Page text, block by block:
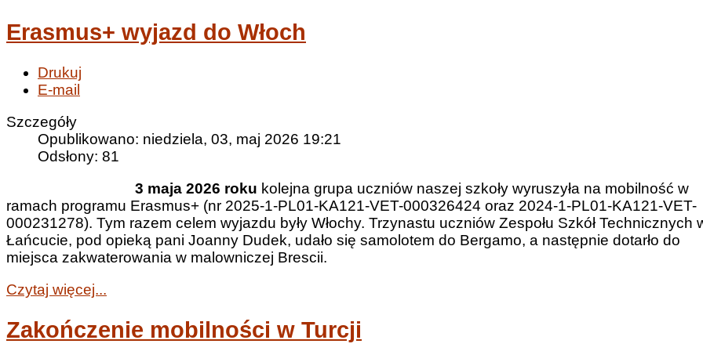
Erasmus+ wyjazd do Włoch
Drukuj
E-mail
Szczegóły
Opublikowano: niedziela, 03, maj 2026 19:21
Odsłony: 81
3 maja 2026 roku kolejna grupa uczniów naszej szkoły wyruszyła na mobilność w
ramach programu Erasmus+ (nr 2025-1-PL01-KA121-VET-000326424 oraz 2024-1-PL01-KA121-VET-
000231278). Tym razem celem wyjazdu były Włochy. Trzynastu uczniów Zespołu Szkół Technicznych
Łańcucie, pod opieką pani Joanny Dudek, udało się samolotem do Bergamo, a następnie dotarło do
miejsca zakwaterowania w malowniczej Brescii.
Czytaj więcej...
Zakończenie mobilności w Turcji